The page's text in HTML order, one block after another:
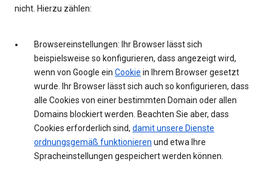
nicht. Hierzu zählen:
Browsereinstellungen: Ihr Browser lässt sich
beispielsweise so konfigurieren, dass angezeigt wird,
wenn von Google ein Cookie in Ihrem Browser gesetzt
wurde. Ihr Browser lässt sich auch so konfigurieren, dass
alle Cookies von einer bestimmten Domain oder allen
Domains blockiert werden. Beachten Sie aber, dass
Cookies erforderlich sind, damit unsere Dienste
ordnungsgemäß funktionieren und etwa Ihre
Spracheinstellungen gespeichert werden können.